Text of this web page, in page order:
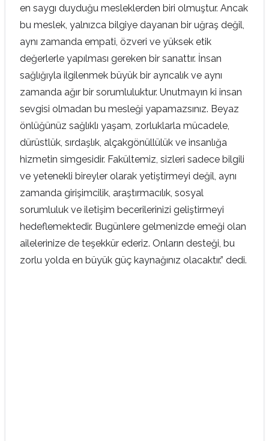
en saygı duyduğu mesleklerden biri olmuştur. Ancak
bu meslek, yalnızca bilgiye dayanan bir uğraş değil,
aynı zamanda empati, özveri ve yüksek etik
değerlerle yapılması gereken bir sanattır. İnsan
sağlığıyla ilgilenmek büyük bir ayrıcalık ve aynı
zamanda ağır bir sorumluluktur. Unutmayın ki insan
sevgisi olmadan bu mesleği yapamazsınız. Beyaz
önlüğünüz sağlıklı yaşam, zorluklarla mücadele,
dürüstlük, sırdaşlık, alçakgönüllülük ve insanlığa
hizmetin simgesidir. Fakültemiz, sizleri sadece bilgili
ve yetenekli bireyler olarak yetiştirmeyi değil, aynı
zamanda girişimcilik, araştırmacılık, sosyal
sorumluluk ve iletişim becerilerinizi geliştirmeyi
hedeflemektedir. Bugünlere gelmenizde emeği olan
ailelerinize de teşekkür ederiz. Onların desteği, bu
zorlu yolda en büyük güç kaynağınız olacaktır.” dedi.